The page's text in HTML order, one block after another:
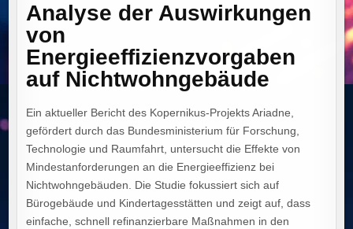
Analyse der Auswirkungen
von
Energieeffizienzvorgaben
auf Nichtwohngebäude
Ein aktueller Bericht des Kopernikus-Projekts Ariadne,
gefördert durch das Bundesministerium für Forschung,
Technologie und Raumfahrt, untersucht die Effekte von
Mindestanforderungen an die Energieeffizienz bei
Nichtwohngebäuden. Die Studie fokussiert sich auf
Bürogebäude und Kindertagesstätten und zeigt auf, dass
einfache, schnell refinanzierbare Maßnahmen in den